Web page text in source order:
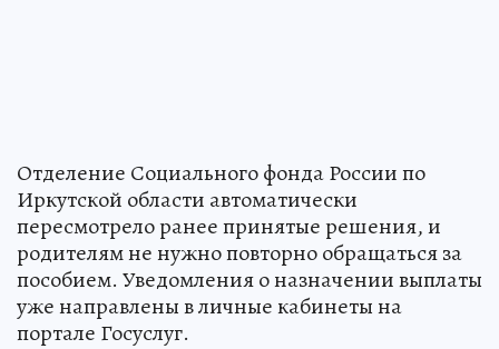
Отделение Социального фонда России по
Иркутской области автоматически
пересмотрело ранее принятые решения, и
родителям не нужно повторно обращаться за
пособием. Уведомления о назначении выплаты
уже направлены в личные кабинеты на
портале Госуслуг.